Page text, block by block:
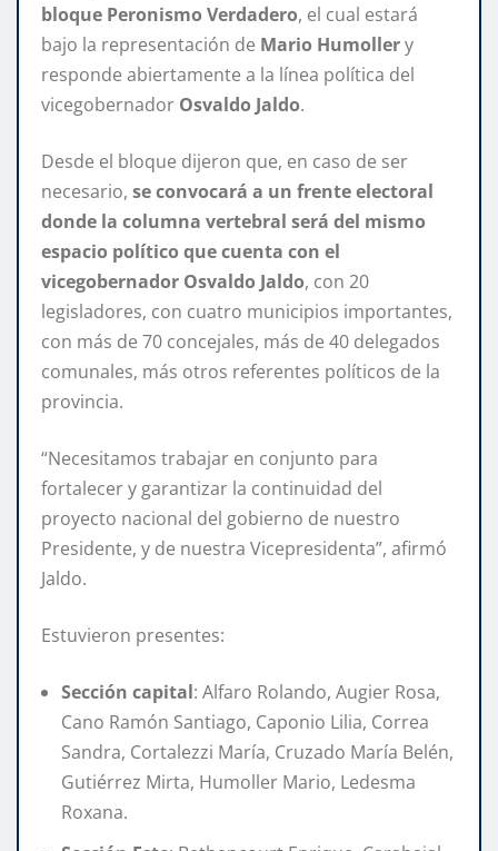
bloque Peronismo Verdadero, el cual estará
bajo la representación de Mario Humollery
responde abiertamente a la línea política del
vicegobernador Osvaldo Jaldo.
Desde el bloque dijeron que, en caso de ser
necesario, se convocará a un frente electoral
donde la columna vertebral será del mismo
espacio político que cuenta con el
vicegobernador Osvaldo Jaldo, con 20
legisladores, con cuatro municipios importantes,
con más de 70 concejales, más de 40 delegados
comunales, más otros referentes políticos de la
provincia.
“Necesitamos trabajar en conjunto para
fortalecer y garantizar la continuidad del
proyecto nacional del gobierno de nuestro
Presidente, y de nuestra Vicepresidenta”, afirmó
Jaldo.
Estuvieron presentes:
Sección capital: Alfaro Rolando, Augier Rosa,
Cano Ramón Santiago, Caponio Lilia, Correa
Sandra, Cortalezzi María, Cruzado María Belén,
Gutiérrez Mirta, Humoller Mario, Ledesma
Roxana.